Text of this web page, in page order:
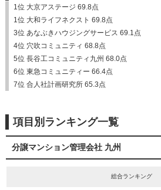
1位 大京アステージ 69.8点
1位 大和ライフネクスト 69.8点
3位 あなぶきハウジングサービス 69.1点
4位 穴吹コミュニティ 68.8点
5位 長谷工コミュニティ九州 68.0点
6位 東急コミュニティー 66.4点
7位 合人社計画研究所 65.3点
項目別ランキング一覧
分譲マンション管理会社 九州
総合ランキング